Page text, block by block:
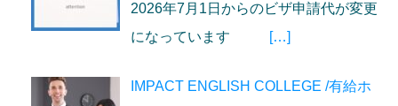
2026年7月1日からのビザ申請代が変更
になっています
[…]
IMPACT ENGLISH COLLEGE /有給ホ